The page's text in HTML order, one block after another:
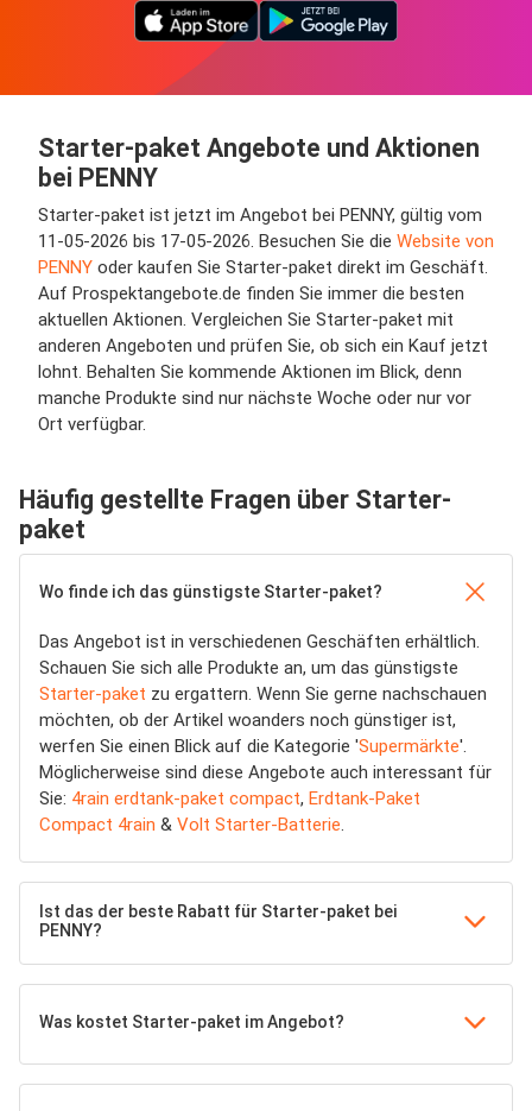
Starter-paket Angebote und Aktionen
bei PENNY
Starter-paket ist jetzt im Angebot bei PENNY, gültig vom
11-05-2026 bis 17-05-2026. Besuchen Sie die Website von
PENNY oder kaufen Sie Starter-paket direkt im Geschäft.
Auf Prospektangebote.de finden Sie immer die besten
aktuellen Aktionen. Vergleichen Sie Starter-paket mit
anderen Angeboten und prüfen Sie, ob sich ein Kauf jetzt
lohnt. Behalten Sie kommende Aktionen im Blick, denn
manche Produkte sind nur nächste Woche oder nur vor
Ort verfügbar.
Häufig gestellte Fragen über Starter-
paket
Wo finde ich das günstigste Starter-paket?
Das Angebot ist in verschiedenen Geschäften erhältlich.
Schauen Sie sich alle Produkte an, um das günstigste
Starter-paket zu ergattern. Wenn Sie gerne nachschauen
möchten, ob der Artikel woanders noch günstiger ist,
werfen Sie einen Blick auf die Kategorie 'Supermärkte'.
Möglicherweise sind diese Angebote auch interessant für
Sie: 4rain erdtank-paket compact, Erdtank-Paket
Compact 4rain & Volt Starter-Batterie.
Ist das der beste Rabatt für Starter-paket bei
PENNY?
Was kostet Starter-paket im Angebot?